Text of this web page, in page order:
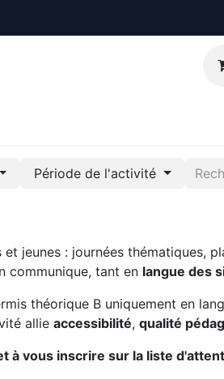
Période de l'activité
jeunes : journées thématiques,
communique, tant en langue des
théorique B uniquement en
allie accessibilité, qualité
à vous inscrire sur la liste